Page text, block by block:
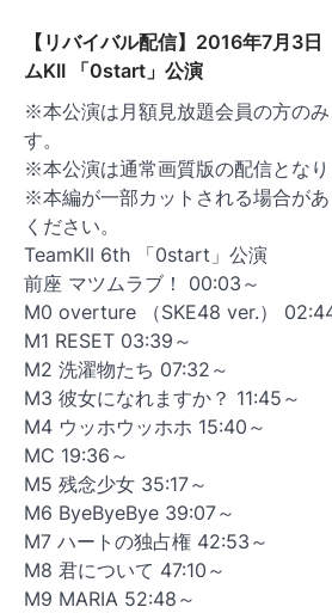
【リバイバル配信】2016年7月3
ムKII 「0start」公演
※本公演は月額見放題会員の方のみ
す。
※本公演は通常画質版の配信となり
※本編が一部カットされる場合が
ください。
TeamKII 6th 「0start」公演
前座 マツムラブ！ 00:03～
M0 overture （SKE48 ver.）
M1 RESET 03:39～
M2 洗濯物たち 07:32～
M3 彼女になれますか？ 11:45～
M4 ウッホウッホホ 15:40～
MC 19:36～
M5 残念少女 35:17～
M6 ByeByeBye 39:07～
M7 ハートの独占権 42:53～
M8 君について 47:10～
M9 MARIA 52:48～